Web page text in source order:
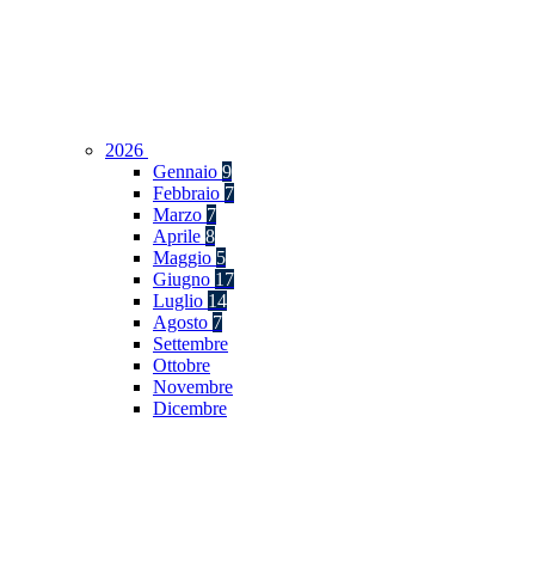
2026
Gennaio 9
Febbraio 7
Marzo 7
Aprile 8
Maggio 5
Giugno 17
Luglio 14
Agosto 7
Settembre
Ottobre
Novembre
Dicembre